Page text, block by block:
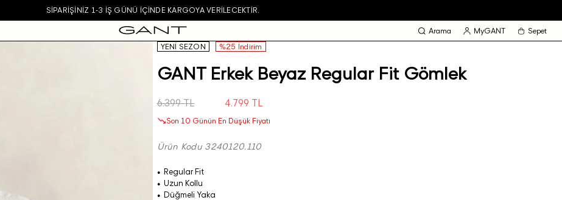
SIPARIŞINIZ 1-3 IŞ GÜNÜ IÇINDE KARGOYA VERILECEKTIR.
Arama MyGANT Sepet
YENİ SEZON %25 İndirim
GANT Erkek Beyaz Regular Fit Gömlek
6.399 TL 4.799 TL
Son 10 Günün En Düşük Fiyatı
Ürün Kodu 3240120.110
Regular Fit
Uzun Kollu
Düğmeli Yaka